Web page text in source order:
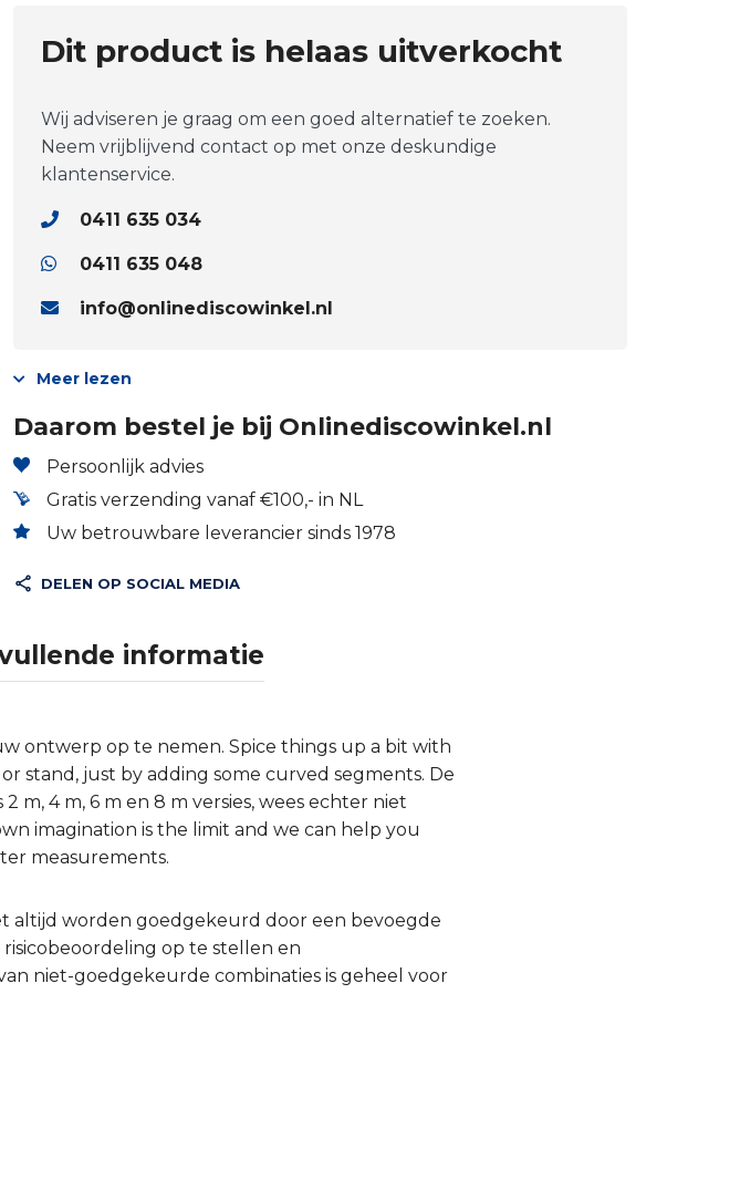
Dit product is helaas uitverkocht
Wij adviseren je graag om een goed alternatief te zoeken.
Neem vrijblijvend contact op met onze deskundige
klantenservice.
0411 635 034
0411 635 048
info@onlinediscowinkel.nl
Meer lezen
Daarom bestel je bij Onlinediscowinkel.nl
Persoonlijk advies
Gratis verzending vanaf €100,- in NL
Uw betrouwbare leverancier sinds 1978
DELEN OP SOCIAL MEDIA
informatie
ontwerp op te nemen. Spice things up a bit with
stand, just by adding some curved segments. De
m, 4 m, 6 m en 8 m versies, wees echter niet
imagination is the limit and we can help you
measurements.
altijd worden goedgekeurd door een bevoegde
op te stellen en
niet-goedgekeurde combinaties is geheel voor